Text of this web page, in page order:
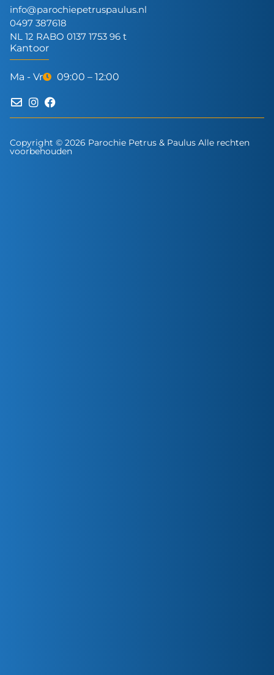
info@parochiepetruspaulus.nl
0497 387618
NL 12 RABO 0137 1753 96 t
Kantoor
Ma - Vr 09:00 – 12:00
Copyright © 2026 Parochie Petrus & Paulus Alle rechten
voorbehouden